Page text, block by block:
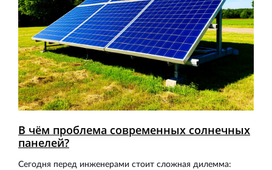
В чём проблема современных солнечных
панелей?
Сегодня перед инженерами стоит сложная дилемма: